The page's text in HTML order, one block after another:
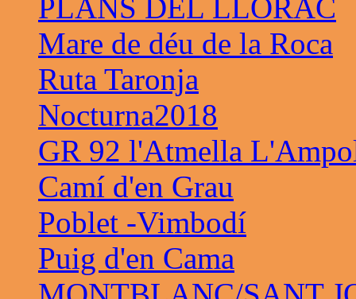
PLANS DEL LLORAC
Mare de déu de la Roca
Ruta Taronja
Nocturna2018
GR 92 l'Atmella
Camí d'en Grau
Poblet -Vimbodí
Puig d'en Cama